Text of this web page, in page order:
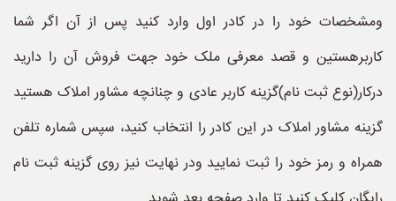
ومشخصات خود را در کادر اول وارد کنید پس از آن اگر شما
کاربرهستین و قصد معرفی ملک خود جهت فروش آن را دارید
درکار(نوع ثبت نام)گزینه کاربر عادی و چنانچه مشاور املاک هستید
گزینه مشاور املاک در این کادر را انتخاب کنید، سپس شماره تلفن
همراه و رمز خود را ثبت نمایید ودر نهایت نیز روی گزینه ثبت نام